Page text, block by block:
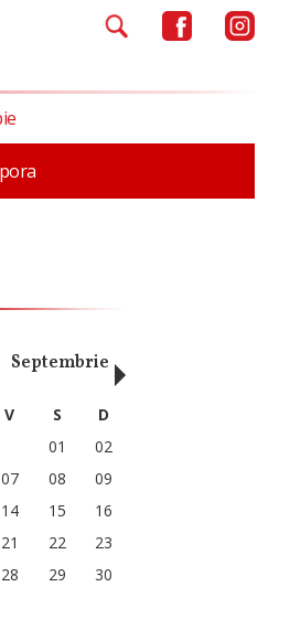
Septembrie Octombrie
V S
D
01
02
07 08
09
14 15
16
21 22
23
28 29
30